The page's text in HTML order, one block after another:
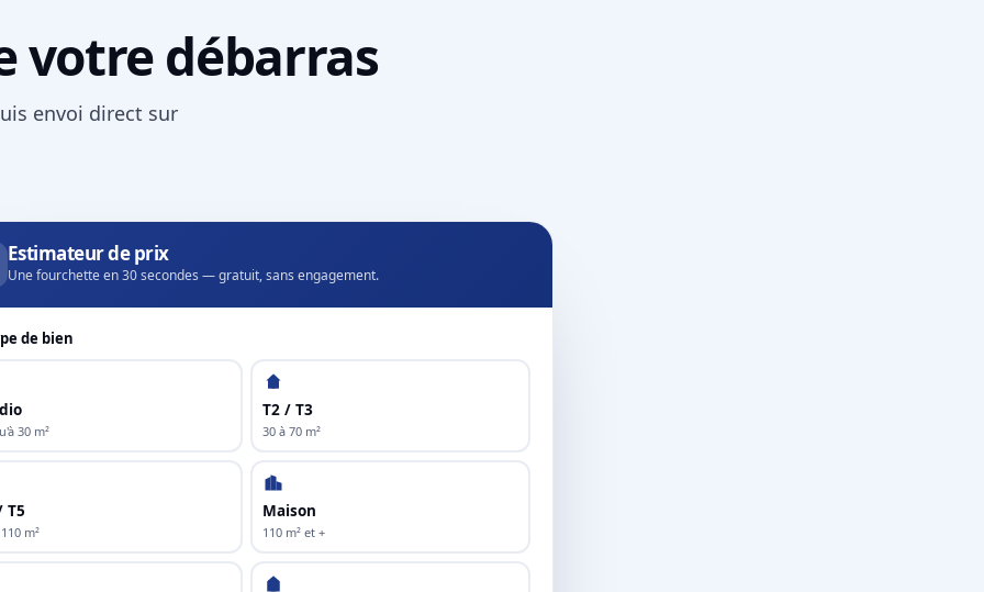
votre débarras
envoi direct sur
Estimateur de prix
Une fourchette en 30 secondes — gratuit, sans engagement.
de bien
30 m²
T2 / T3
30 à 70 m²
T5
m²
Maison
110 m² et +